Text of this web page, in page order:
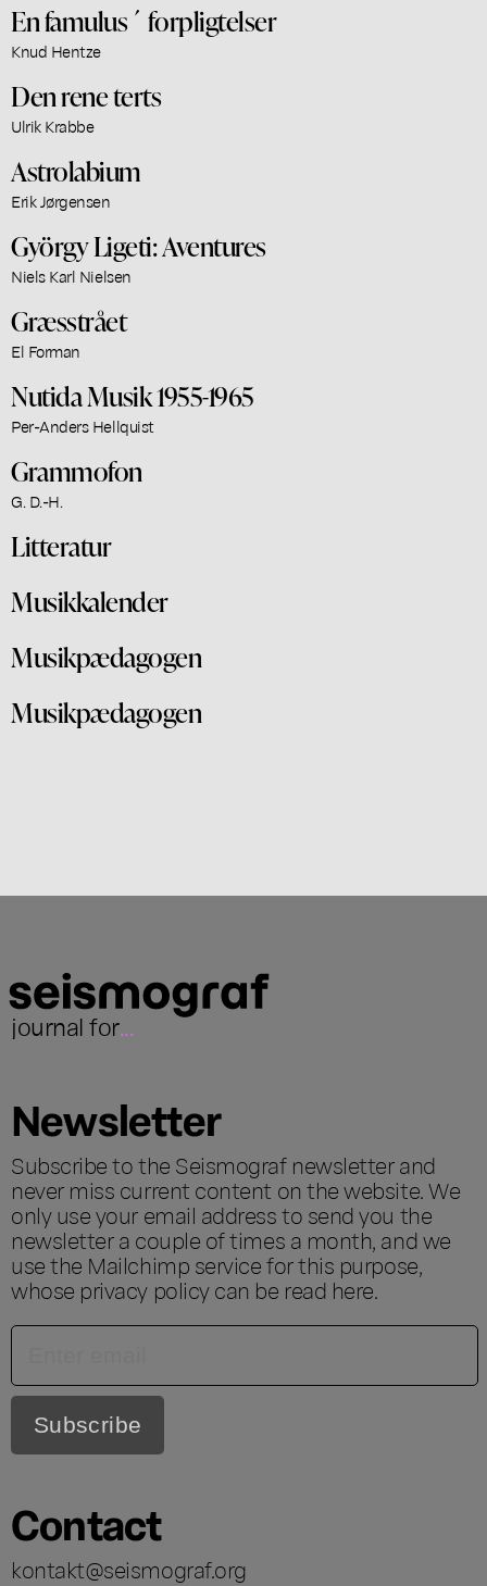
En famulus´ forpligtelser
Knud Hentze
Den rene terts
Ulrik Krabbe
Astrolabium
Erik Jørgensen
György Ligeti: Aventures
Niels Karl Nielsen
Græsstrået
El Forman
Nutida Musik 1955-1965
Per-Anders Hellquist
Grammofon
G. D.-H.
Litteratur
Musikkalender
Musikpædagogen
Musikpædagogen
journal for...
Newsletter
Subscribe to the Seismograf newsletter and
never miss current content on the website. We
only use your email address to send you the
newsletter a couple of times a month, and we
use the Mailchimp service for this purpose,
whose privacy policy can be read here.
Contact
kontakt@seismograf.org